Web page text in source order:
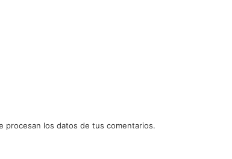
procesan los datos de tus comentarios.